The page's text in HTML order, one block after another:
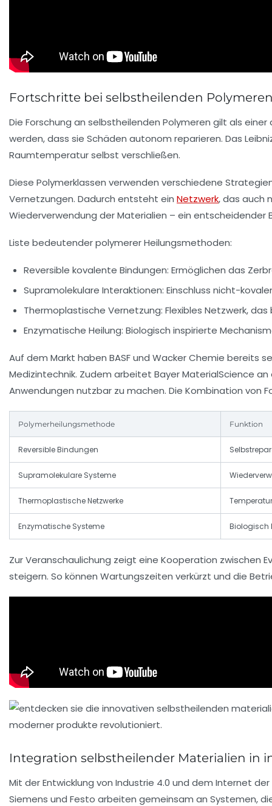
Fortschritte bei selbstheilenden
Die Forschung an selbstheilenden Polymeren gilt als
werden, dass sie Schäden autonom reparieren. Das
Raumtemperatur selbst verschließen.
Diese Polymerklassen verwenden verschiedene
Vernetzungen. Dadurch entsteht ein Netzwerk, das auch
Wiederverwendung der Materialien – ein entscheidender
Liste bedeutender polymerer Heilungsmethoden:
Reversible kovalente Bindungen: Ermöglichen das
Supramolekulare Interaktionen: Einschluss nicht-
Thermoplastische Vernetzung: Flexibles Netzwerk,
Enzymatische Heilung: Biologisch inspirierte
Auf dem Markt haben BASF und Wacker Chemie bereits
Medizintechnik. Zudem arbeitet Bayer MaterialScience
Anwendungen nutzbar zu machen. Die Kombination von
Polymerheilungsmethode Funktion
Reversible Bindungen
Supramolekulare Systeme
Thermoplastische Netzwerke
Enzymatische Systeme Biologisch
Zur Veranschaulichung zeigt eine Kooperation zwischen
steigern. So können Wartungszeiten verkürzt und die
Integration selbstheilender Materialien in
Mit der Entwicklung von Industrie 4.0 und dem Internet
Siemens und Festo arbeiten gemeinsam an Systemen,